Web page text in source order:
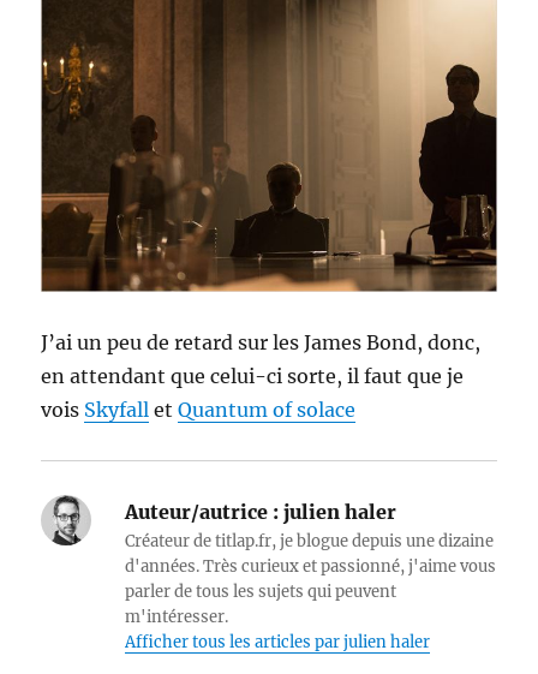
J’ai un peu de retard sur les James Bond, donc,
en attendant que celui-ci sorte, il faut que je
vois Skyfall etQuantum of solace
Auteur/autrice : julien haler
Créateur de titlap.fr, je blogue depuis une dizaine
d'années. Très curieux et passionné, j'aime vous
parler de tous les sujets qui peuvent
m'intéresser.
Afficher tous les articles par julien haler